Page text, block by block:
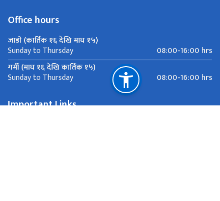
Office hours
जाडो (कार्तिक १६ देखि माघ १५)
Sunday to Thursday
08:00-16:00 hrs
गर्मी (माघ १६ देखि कार्तिक १५)
Sunday to Thursday 08:00-16:00 hrs
Important Links